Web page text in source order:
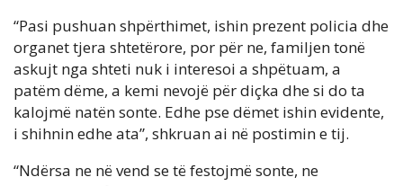
“Pasi pushuan shpërthimet, ishin prezent policia dhe
organet tjera shtetërore, por për ne, familjen tonë
askujt nga shteti nuk i interesoi a shpëtuam, a
patëm dëme, a kemi nevojë për diçka dhe si do ta
kalojmë natën sonte. Edhe pse dëmet ishin evidente,
i shihnin edhe ata”, shkruan ai në postimin e tij.
“Ndërsa ne në vend se të festojmë sonte, ne